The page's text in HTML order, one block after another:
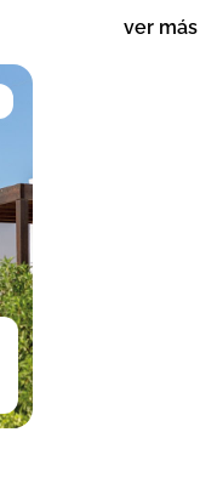
ver más